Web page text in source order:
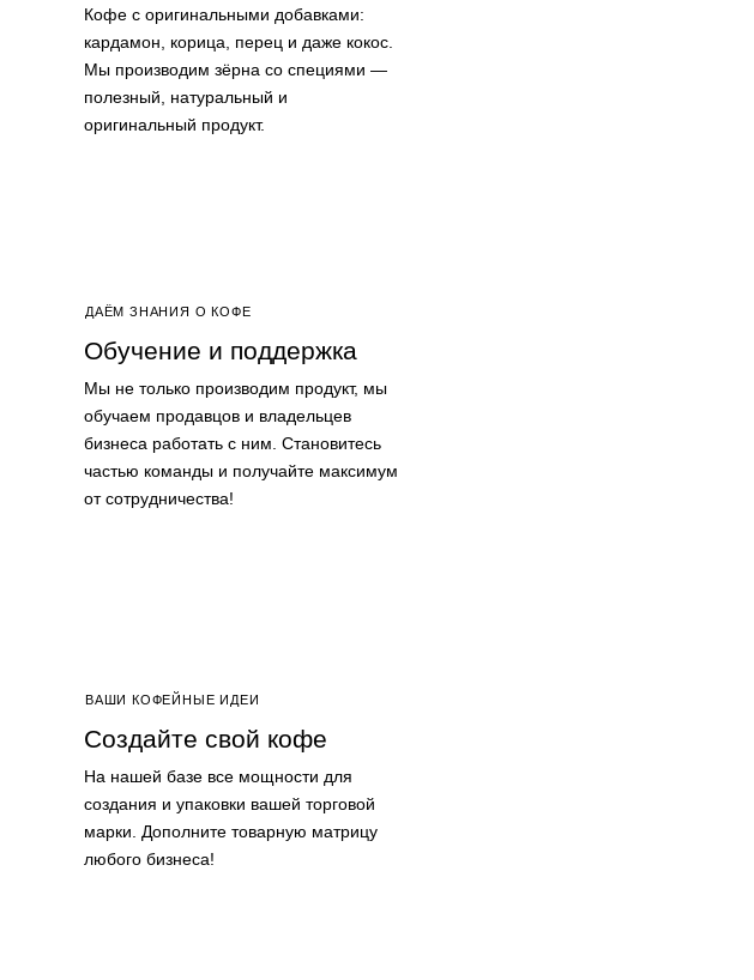
Кофе с оригинальными добавками:
кардамон, корица, перец и даже кокос.
Мы производим зёрна со специями —
полезный, натуральный и
оригинальный продукт.
ДАЁМ ЗНАНИЯ О КОФЕ
Обучение и поддержка
Мы не только производим продукт, мы
обучаем продавцов и владельцев
бизнеса работать с ним. Становитесь
частью команды и получайте максимум
от сотрудничества!
ВАШИ КОФЕЙНЫЕ ИДЕИ
Создайте свой кофе
На нашей базе все мощности для
создания и упаковки вашей торговой
марки. Дополните товарную матрицу
любого бизнеса!